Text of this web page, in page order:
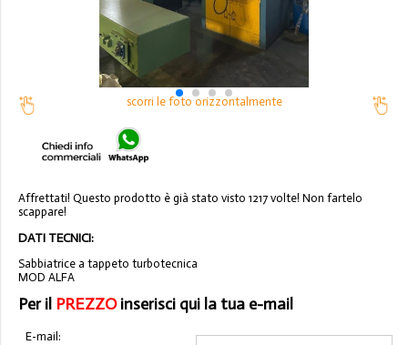
scorri le foto orizzontalmente
Affrettati! Questo prodotto è già stato visto 1217 volte! Non fartelo
scappare!
DATI TECNICI:
Sabbiatrice a tappeto turbotecnica
MOD ALFA
Per il PREZZOinserisci qui la tua e-mail
E-mail: